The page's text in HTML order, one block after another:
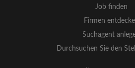
Job finden
Firmen
Suchagent
Durchsuchen Sie den